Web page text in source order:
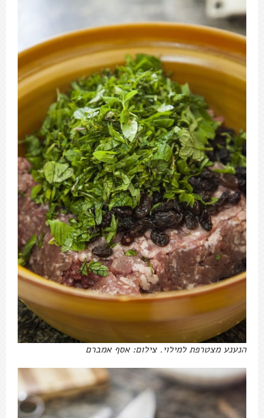
הנענע מצטרפת למילוי. צילום: אסף אמברם